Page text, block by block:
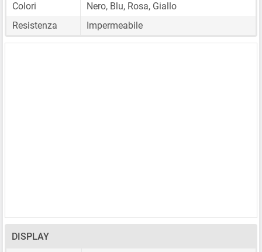
Colori
Nero, Blu, Rosa, Giallo
Resistenza
Impermeabile
DISPLAY